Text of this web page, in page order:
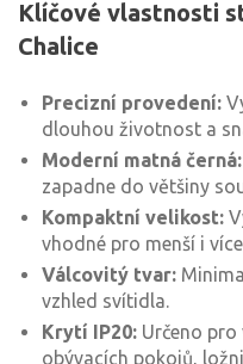
Klíčové vlastnosti
Chalice
Precizní provedení:
dlouhou životnost a
Moderní matná černá:
zapadne do většiny
Kompaktní velikost:
vhodné pro menší i
Válcovitý tvar:
vzhled svítidla.
Krytí IP20: Určeno
obývacích pokojů,